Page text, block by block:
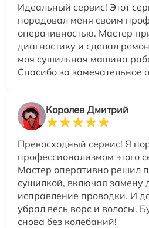
Идеальный сервис! Этот
порадовал меня своим
оперативностью. Мастер
диагностику и сделал
моя сушильная машина
Спасибо за замечательное
Королев Дмитрий
Превосходный сервис! Я
профессионализмом этого
Мастер оперативно решил
сушилкой, включая замену
исправление проводки. И
убрал весь ворс и волосы.
снова без колебаний!